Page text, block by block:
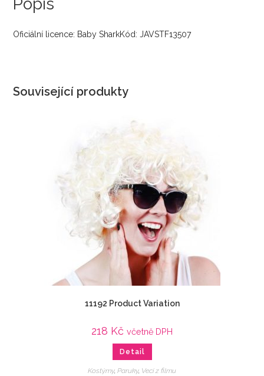
Popis
Oficiální licence: Baby SharkKód: JAVSTF13507
Související produkty
11192 Product Variation
218 Kč včetně DPH
Detail
Kostýmy, Paruky, Veci z filmu